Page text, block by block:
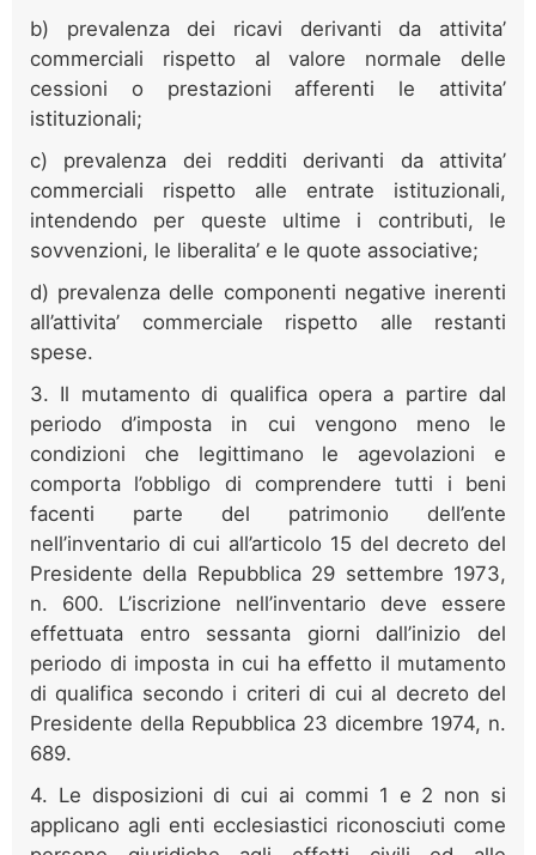
b) prevalenza dei ricavi derivanti da attivita’
commerciali rispetto al valore normale delle
cessioni o prestazioni afferenti le attivita’
istituzionali;
c) prevalenza dei redditi derivanti da attivita’
commerciali rispetto alle entrate istituzionali,
intendendo per queste ultime i contributi, le
sovvenzioni, le liberalita’ e le quote associative;
d) prevalenza delle componenti negative inerenti
all’attivita’ commerciale rispetto alle restanti
spese.
3. Il mutamento di qualifica opera a partire dal
periodo d’imposta in cui vengono meno le
condizioni che legittimano le agevolazioni e
comporta l’obbligo di comprendere tutti i beni
facenti parte del patrimonio dell’ente
nell’inventario di cui all’articolo 15 del decreto del
Presidente della Repubblica 29 settembre 1973,
n. 600. L’iscrizione nell’inventario deve essere
effettuata entro sessanta giorni dall’inizio del
periodo di imposta in cui ha effetto il mutamento
di qualifica secondo i criteri di cui al decreto del
Presidente della Repubblica 23 dicembre 1974, n.
689.
4. Le disposizioni di cui ai commi 1 e 2 non si
applicano agli enti ecclesiastici riconosciuti come